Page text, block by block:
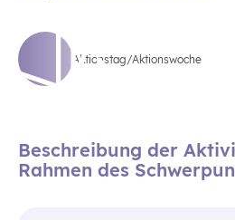
Aktionstag/Aktionswoche
Beschreibung der
Rahmen des